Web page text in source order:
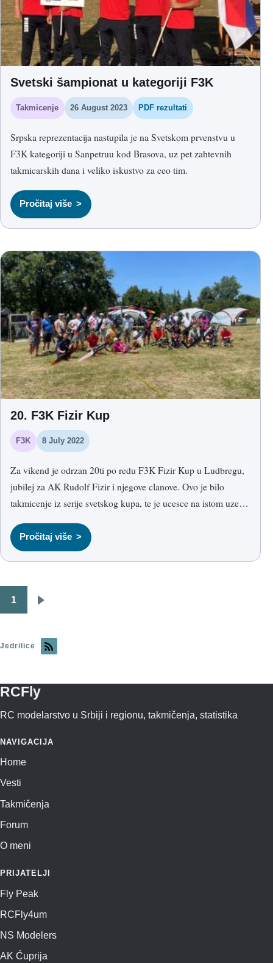
Svetski šampionat u kategoriji F3K
Takmicenje 26 August 2023 PDF rezultati
Srpska reprezentacija nastupila je na Svetskom prvenstvu u
F3K kategoriji u Sanpetruu kod Brasova, uz pet zahtevnih
takmicarskih dana i veliko iskustvo za ceo tim.
Pročitaj više
20. F3K Fizir Kup
F3K 8 July 2022
Za vikend je odrzan 20ti po redu F3K Fizir Kup u Ludbregu,
jubilej za AK Rudolf Fizir i njegove clanove. Ovo je bilo
takmicenje iz serije svetskog kupa, te je ucesce na istom uzelo
Nemacke, Austrije, Slovenije, Italije, Finske i Srbije. Nas tim se
sastojao od 3 clana prestavljavsi na taj nacin AK Cuprija;
Stojkovic.
Pročitaj više
Pagination
1
Jedrilice
RCFly
RC modelarstvo u Srbiji i regionu, takmičenja, statistika
NAVIGACIJA
Home
Vesti
Takmičenja
Forum
O meni
PRIJATELJI
Fly Peak
RCFly4um
NS Modelers
AK Ćuprija